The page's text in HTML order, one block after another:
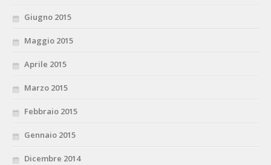
Giugno 2015
Maggio 2015
Aprile 2015
Marzo 2015
Febbraio 2015
Gennaio 2015
Dicembre 2014